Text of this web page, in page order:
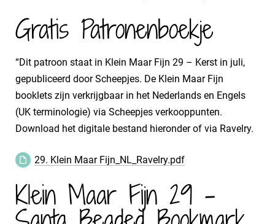
Gratis Patronenboekje
“Dit patroon staat in Klein Maar Fijn 29 – Kerst in juli,
gepubliceerd door Scheepjes. De Klein Maar Fijn
booklets zijn verkrijgbaar in het Nederlands en Engels
(UK terminologie) via Scheepjes verkooppunten.
Download het digitale bestand hieronder of via Ravelry.
29. Klein Maar Fijn_NL_Ravelry.pdf
Klein Maar Fijn 29 -